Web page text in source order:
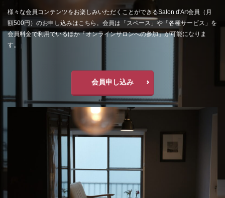
様々な会員コンテンツをお楽しみいただくことができるSalon d'Art会員（月
額500円）のお申し込みはこちら。会員は「スペース」や「各種サービス」を
会員料金で利用でいるほか「オンラインサロンへの参加」が可能になりま
す。
会員申し込み